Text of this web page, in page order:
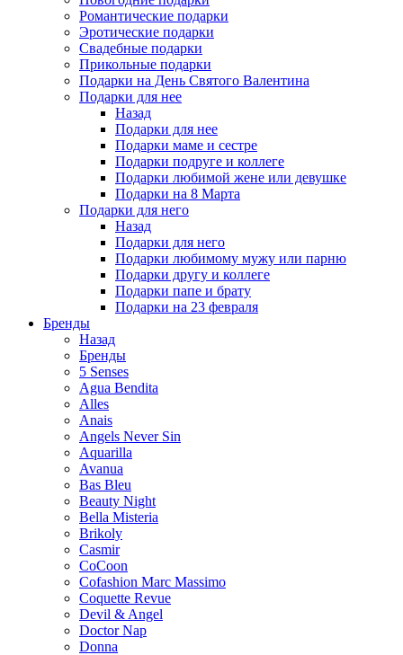
Романтические подарки
Эротические подарки
Свадебные подарки
Прикольные подарки
Подарки на День Святого Валентина
Подарки для нее
Назад
Подарки для нее
Подарки маме и сестре
Подарки подруге и коллеге
Подарки любимой жене или девушке
Подарки на 8 Марта
Подарки для него
Назад
Подарки для него
Подарки любимому мужу или парню
Подарки другу и коллеге
Подарки папе и брату
Подарки на 23 февраля
Бренды
Назад
Бренды
5 Senses
Agua Bendita
Alles
Anais
Angels Never Sin
Aquarilla
Avanua
Bas Bleu
Beauty Night
Bella Misteria
Brikoly
Casmir
CoCoon
Cofashion Marc Massimo
Coquette Revue
Devil & Angel
Doctor Nap
Donna